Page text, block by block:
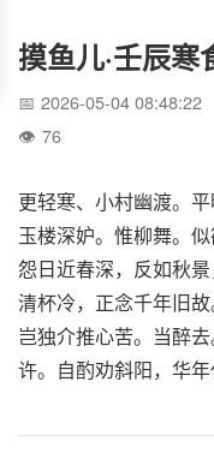
摸鱼儿·壬辰寒
2026-05-04 08:48:22
76
更轻寒、小村幽渡。
玉楼深妒。惟柳舞。
怨日近春深，反如秋景
清杯冷，正念千年旧
岂独介推心苦。当醉
许。自酌劝斜阳，华年